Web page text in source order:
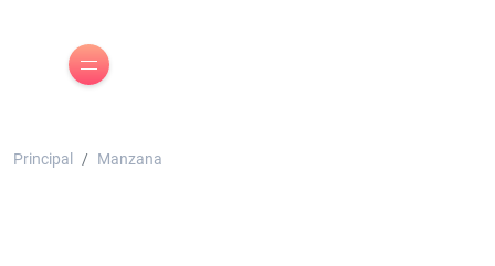
Principal Manzana